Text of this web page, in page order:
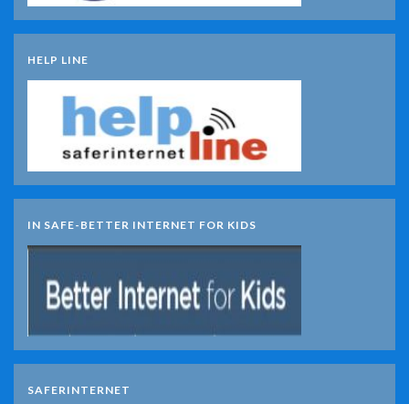
HELP LINE
IN SAFE-BETTER INTERNET FOR KIDS
SAFERINTERNET